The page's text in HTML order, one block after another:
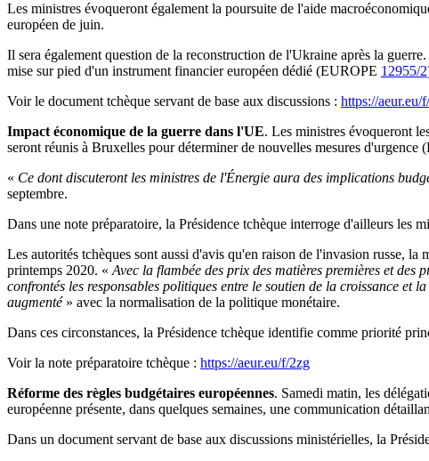
Les ministres évoqueront également la poursuite de l'aide
européen de juin.
Il sera également question de la reconstruction de l'Ukraine après la
mise sur pied d'un instrument financier européen dédié (EUROPE 12955/2
Voir le document tchèque servant de base aux discussions : https://aeur.eu/
Impact économique de la guerre dans l'UE. Les ministres évoqueront
seront réunis à Bruxelles pour déterminer de nouvelles mesures d'urgence
« Ce dont discuteront les ministres de l'Énergie aura des implications
septembre.
Dans une note préparatoire, la Présidence tchèque interroge d'ailleurs les
Les autorités tchèques sont aussi d'avis qu'en raison de l'invasion russe, la
printemps 2020. « Avec la flambée des prix des matières premières et
confrontés les responsables politiques entre le soutien de la croissance et
augmenté » avec la normalisation de la politique monétaire.
Dans ces circonstances, la Présidence tchèque identifie comme priorité
Voir la note préparatoire tchèque : https://aeur.eu/f/2zg
Réforme des règles budgétaires européennes. Samedi matin, les
européenne présente, dans quelques semaines, une communication
Dans un document servant de base aux discussions ministérielles, la